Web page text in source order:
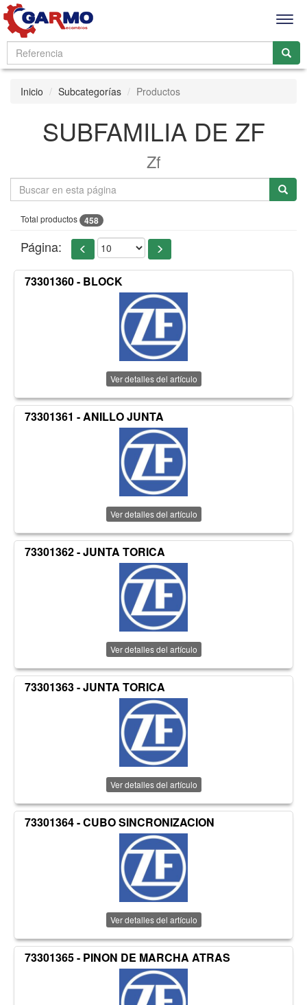
Inicio Subcategorías Productos
SUBFAMILIA DE ZF
Zf
Total productos 458
Página:
73301360 - BLOCK
Ver detalles del artículo
73301361 - ANILLO JUNTA
Ver detalles del artículo
73301362 - JUNTA TORICA
Ver detalles del artículo
73301363 - JUNTA TORICA
Ver detalles del artículo
73301364 - CUBO SINCRONIZACION
Ver detalles del artículo
73301365 - PINON DE MARCHA ATRAS